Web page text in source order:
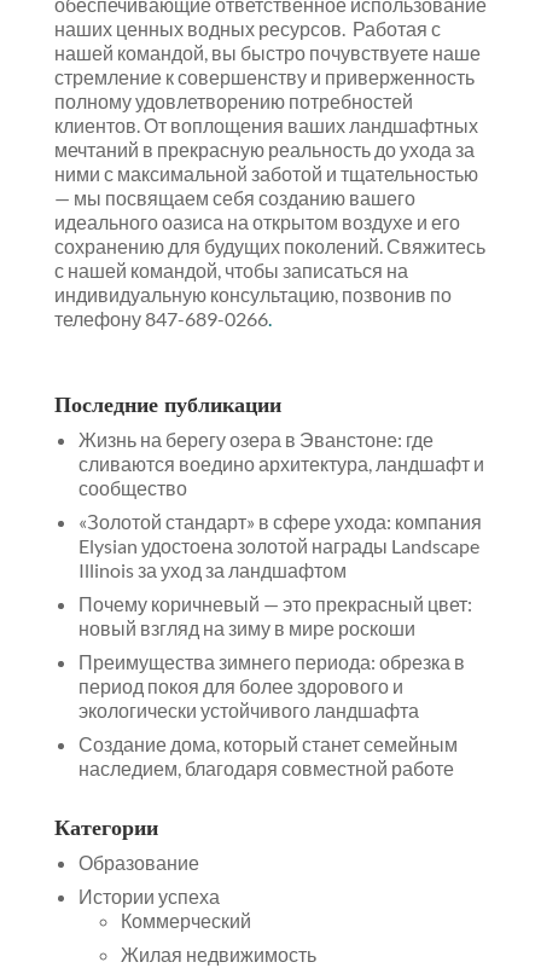
обеспечивающие ответственное использование
наших ценных водных ресурсов. Работая с
нашей командой, вы быстро почувствуете наше
стремление к совершенству и приверженность
полному удовлетворению потребностей
клиентов. От воплощения ваших ландшафтных
мечтаний в прекрасную реальность до ухода за
ними с максимальной заботой и тщательностью
— мы посвящаем себя созданию вашего
идеального оазиса на открытом воздухе и его
сохранению для будущих поколений. Свяжитесь
с нашей командой, чтобы записаться на
индивидуальную консультацию, позвонив по
телефону 847-689-0266.
Последние публикации
Жизнь на берегу озера в Эванстоне: где
сливаются воедино архитектура, ландшафт и
сообщество
«Золотой стандарт» в сфере ухода: компания
Elysian удостоена золотой награды Landscape
Illinois за уход за ландшафтом
Почему коричневый — это прекрасный цвет:
новый взгляд на зиму в мире роскоши
Преимущества зимнего периода: обрезка в
период покоя для более здорового и
экологически устойчивого ландшафта
Создание дома, который станет семейным
наследием, благодаря совместной работе
Категории
Образование
Истории успеха
Коммерческий
Жилая недвижимость